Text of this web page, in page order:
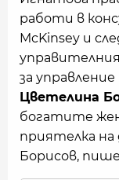
работи в
McKinsey и
за
Цветелина
богатите
приятелка
Борисов, пише